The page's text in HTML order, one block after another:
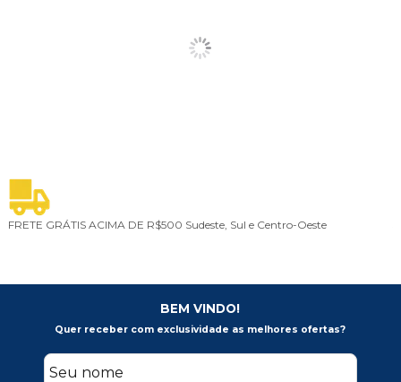
FRETE GRÁTIS ACIMA DE R$500 Sudeste, Sul e Centro-Oeste
BEM VINDO!
Quer receber com exclusividade as melhores ofertas?